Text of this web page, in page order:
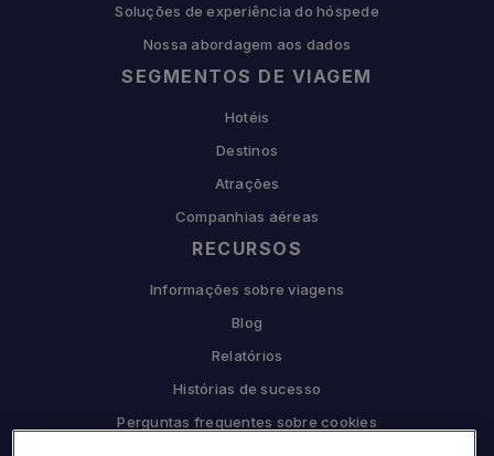
Soluções de experiência do hóspede
Nossa abordagem aos dados
SEGMENTOS DE VIAGEM
Hotéis
Destinos
Atrações
Companhias aéreas
RECURSOS
Informações sobre viagens
Blog
Relatórios
Histórias de sucesso
Perguntas frequentes sobre cookies